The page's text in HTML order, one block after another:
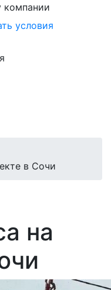
компании
условия
в Сочи
на